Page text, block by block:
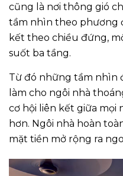
cũng là nơi thông gió
tầm nhìn theo phương
kết theo chiều đứng,
suốt ba tầng.
Từ đó những tầm nhìn
làm cho ngôi nhà
cơ hội liên kết giữa mọi
hơn. Ngôi nhà hoàn
mặt tiền mở rộng ra